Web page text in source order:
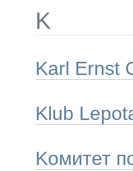
K
Karl Ernst
Klub
Koмитет